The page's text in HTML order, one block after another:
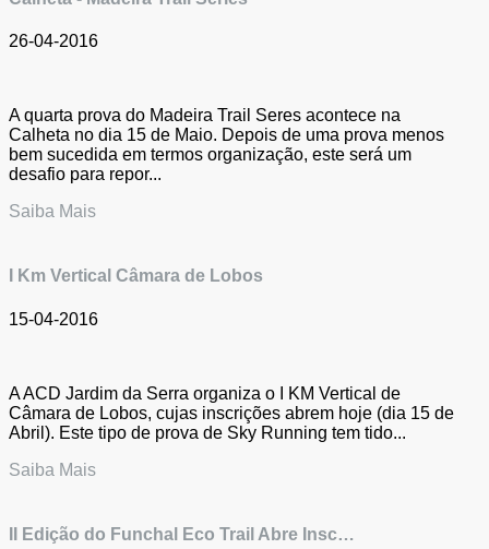
26-04-2016
A quarta prova do Madeira Trail Seres acontece na
Calheta no dia 15 de Maio. Depois de uma prova menos
bem sucedida em termos organização, este será um
desafio para repor...
Saiba Mais
I Km Vertical Câmara de Lobos
15-04-2016
A ACD Jardim da Serra organiza o I KM Vertical de
Câmara de Lobos, cujas inscrições abrem hoje (dia 15 de
Abril). Este tipo de prova de Sky Running tem tido...
Saiba Mais
II Edição do Funchal Eco Trail Abre Insc…